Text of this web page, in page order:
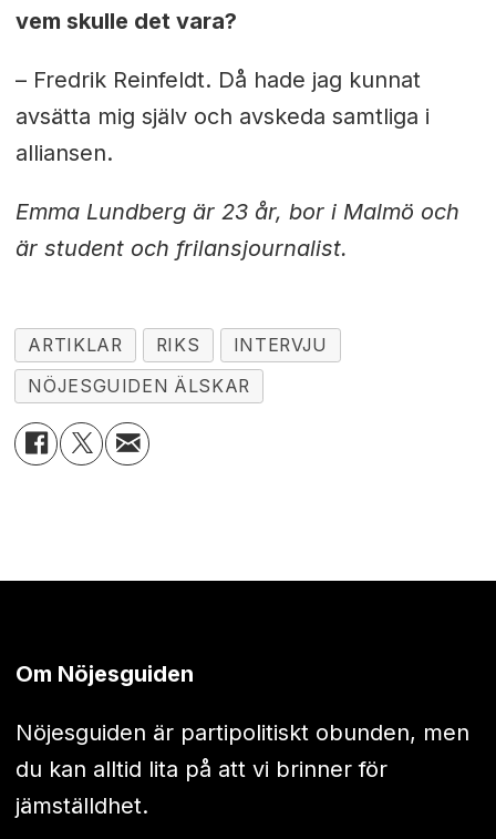
vem skulle det vara?
– Fredrik Reinfeldt. Då hade jag kunnat
avsätta mig själv och avskeda samtliga i
alliansen.
Emma Lundberg är 23 år, bor i Malmö och
är student och frilansjournalist.
ARTIKLAR RIKS
INTERVJU
NÖJESGUIDEN ÄLSKAR
Om Nöjesguiden
Nöjesguiden är partipolitiskt obunden, men
du kan alltid lita på att vi brinner för
jämställdhet.